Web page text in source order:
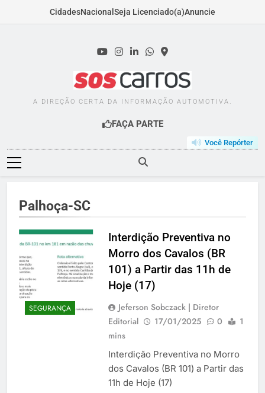
CidadesNacional Seja Licenciado(a)Anuncie
A DIREÇÃO CERTA DA INFORMAÇÃO AUTOMOTIVA.
FAÇA PARTE
Você Repórter
Palhoça-SC
SEGURANÇA
Interdição Preventiva no
Morro dos Cavalos (BR
101) a Partir das 11h de
Hoje (17)
Jeferson Sobczack | Diretor
Editorial
17/01/2025 0
1
mins
Interdição Preventiva no Morro
dos Cavalos (BR 101) a Partir das
11h de Hoje (17)